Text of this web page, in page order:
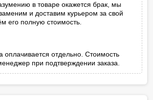
в товаре окажется брак, мы
и доставим курьером за свой
его полную стоимость.
оплачивается отдельно. Стоимость
при подтверждении заказа.